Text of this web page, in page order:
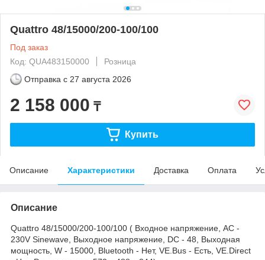
Quattro 48/15000/200-100/100
Под заказ
Код: QUA483150000
Розница
Отправка с 27 августа 2026
2 158 000 ₸
Купить
Описание Характеристики Доставка Оплата
Описание
Quattro 48/15000/200-100/100 ( Входное напряжение, AC -
230V Sinewave, Выходное напряжение, DC - 48, Выходная
мощность, W - 15000, Bluetooth - Нет, VE.Bus - Есть, VE.Direct